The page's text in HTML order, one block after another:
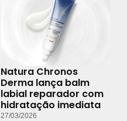
Natura Chronos
Derma lança balm
labial reparador com
hidratação imediata
27/03/2026